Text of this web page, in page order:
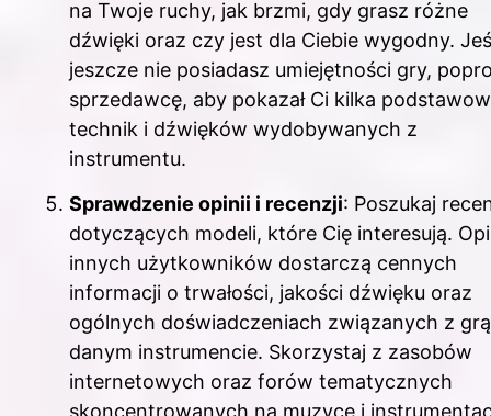
na Twoje ruchy, jak brzmi, gdy grasz różne
dźwięki oraz czy jest dla Ciebie wygodny.
jeszcze nie posiadasz umiejętności gry,
sprzedawcę, aby pokazał Ci kilka
technik i dźwięków wydobywanych z
instrumentu.
Sprawdzenie opinii i recenzji: Poszukaj
dotyczących modeli, które Cię interesują.
innych użytkowników dostarczą cennych
informacji o trwałości, jakości dźwięku oraz
ogólnych doświadczeniach związanych z
danym instrumencie. Skorzystaj z zasobów
internetowych oraz forów tematycznych
skoncentrowanych na muzyce i